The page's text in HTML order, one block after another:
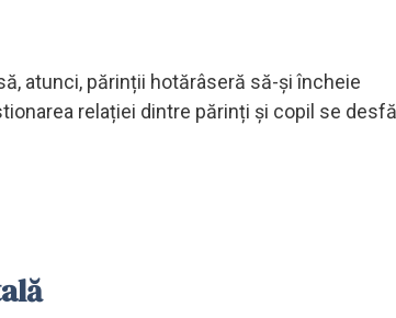
atunci, părinții hotărâseră să-și încheie
relației dintre părinți și copil se